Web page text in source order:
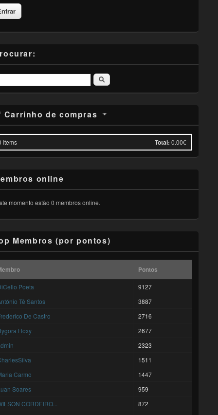
Pesquisar
Carrinho de compras
Items Total: 0.00€
online
momento estão 0 membros online.
Membros (por pontos)
Pontos
Poeta
9127
Tê Santos
3887
De Castro
2716
Hoxy
2677
2323
1511
Carmo
1447
Soares
959
CORDEIRO...
872